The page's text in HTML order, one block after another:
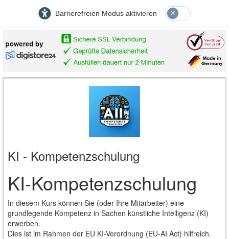
Barrierefreien Modus aktivieren
KI - Kompetenzschulung
KI-Kompetenzschulung
In diesem Kurs können Sie (oder Ihre Mitarbeiter) eine
grundlegende Kompetenz in Sachen künstliche Intelligenz (KI)
erwerben.
Dies ist im Rahmen der EU KI-Verordnung (EU-AI Act) hilfreich.